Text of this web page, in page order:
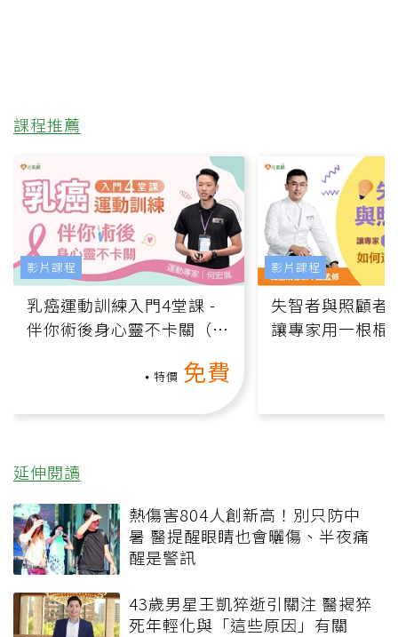
課程推薦
乳癌運動訓練入門4堂課 -
伴你術後身心靈不卡關（線
特價 免費
影片課程
失智者與照顧者
讓專家用一根棍
影片課程
延伸閱讀
熱傷害804人創新高！別只防中
暑 醫提醒眼睛也會曬傷、半夜痛
醒是警訊
43歲男星王凱猝逝引關注 醫揭猝
死年輕化與「這些原因」有關